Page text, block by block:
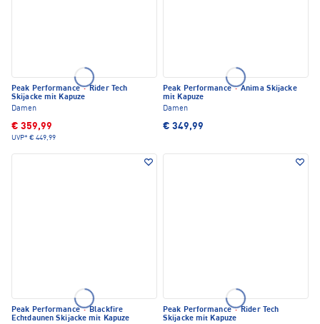
Peak Performance·Rider Tech
Skijacke mit Kapuze
Damen
€ 359,99
UVP* € 449,99
Peak Performance·Anima Skijacke
mit Kapuze
Damen
€ 349,99
Peak Performance·Blackfire
Echtdaunen Skijacke mit Kapuze
Peak Performance·Rider Tech
Skijacke mit Kapuze